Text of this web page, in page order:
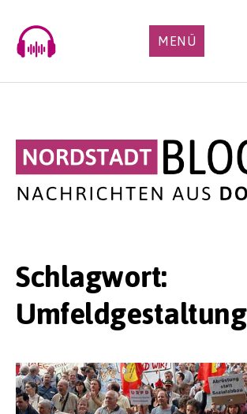
content
MENÜ
Schlagwort:
Umfeldgestaltung